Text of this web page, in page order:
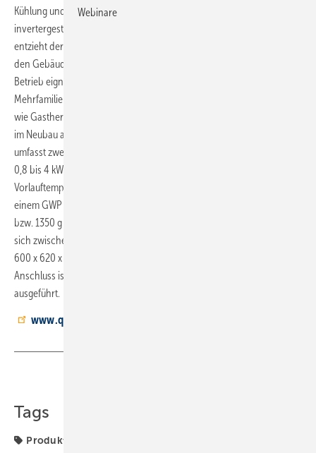
Kühlung und Warmwasserbereitung in einem Gerät vereint. Die
invertergesteuerte Wärmepumpe mit integriertem Pufferspeicher
entzieht der Abluft Energie und passt ihre Leistung automatisch an
den Gebäudebedarf an. Durch die Innenaufstellung und den leisen
Betrieb eignet sich die Anlage für dicht bebaute Wohngebiete,
Mehrfamilienhäuser sowie für den Austausch bestehender Systeme
wie Gasthermen in Niedertemperatur-Anwendungen. Sie kann sowohl
im Neubau als auch in der Sanierung eingesetzt werden. Die Baureihe
umfasst zwei Modelle: Die ­QE-4 erreicht eine Nennwärmeleistung von
0,8 bis 4 kW, die ­QE-6 liegt bei 1 bis 6 kW. Die maximale
Vorlauftemperatur beträgt 58 °C. Als Kältemittel kommt ­R513A mit
einem GWP von 631 zum Einsatz, die Füllmenge liegt bei 1200 g (QE-4)
bzw. 1350 g (QE-6). Der Schallleistungspegel nach EN 12102 bewegt
sich zwischen 40 und 54 dB(A). Beide Geräte messen
600 x 620 x 2050 mm und wiegen 160 bzw. 170 kg. Der elektrische
Anschluss ist wahlweise einphasig (230 V) oder dreiphasig (400 V)
ausgeführt.
www.qvantum.com
Tags
Produkte
Webinare